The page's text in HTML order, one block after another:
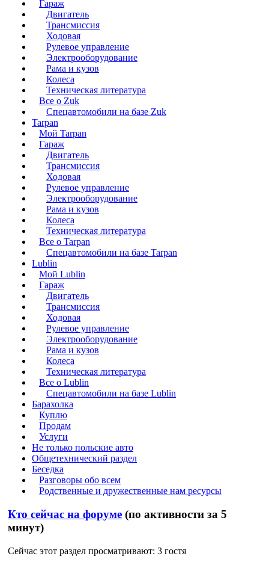
Гараж
Двигатель
Трансмиссия
Ходовая
Рулевое управление
Электрооборудование
Рама и кузов
Колеса
Техническая литература
Все о Zuk
Спецавтомобили на базе Zuk
Tarpan
Мой Tarpan
Гараж
Двигатель
Трансмиссия
Ходовая
Рулевое управление
Электрооборудование
Рама и кузов
Колеса
Техническая литература
Все о Tarpan
Спецавтомобили на базе Tarpan
Lublin
Мой Lublin
Гараж
Двигатель
Трансмиссия
Ходовая
Рулевое управление
Электрооборудование
Рама и кузов
Колеса
Техническая литература
Все о Lublin
Спецавтомобили на базе Lublin
Барахолка
Куплю
Продам
Услуги
Не только польские авто
Общетехнический раздел
Беседка
Разговоры обо всем
Родственные и дружественные нам ресурсы
Кто сейчас на форуме (по активности за 5
минут)
Сейчас этот раздел просматривают: 3 гостя